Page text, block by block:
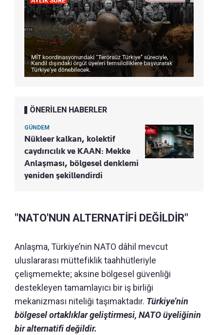
ÖNERİLEN HABERLER
GÜNDEM
Nükleer kalkan, kolektif
caydırıcılık ve KAAN: Mekke
Anlaşması, bölgesel denklemi
yeniden şekillendirdi
"NATO'NUN ALTERNATİFİ DEĞİLDİR"
Anlaşma, Türkiye’nin NATO dâhil mevcut
uluslararası müttefiklik taahhütleriyle
çelişmemekte; aksine bölgesel güvenliği
destekleyen tamamlayıcı bir iş birliği
mekanizması niteliği taşımaktadır. Türkiye’nin
bölgesel ortaklıklar geliştirmesi, NATO üyeliğinin
bir alternatifi değildir.